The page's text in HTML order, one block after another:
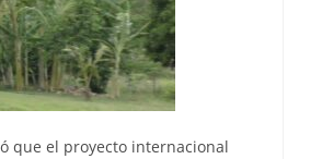
que el proyecto internacional